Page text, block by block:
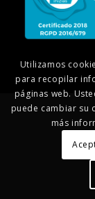
Utilizamos
para recopilar
páginas web.
puede cambiar su
más